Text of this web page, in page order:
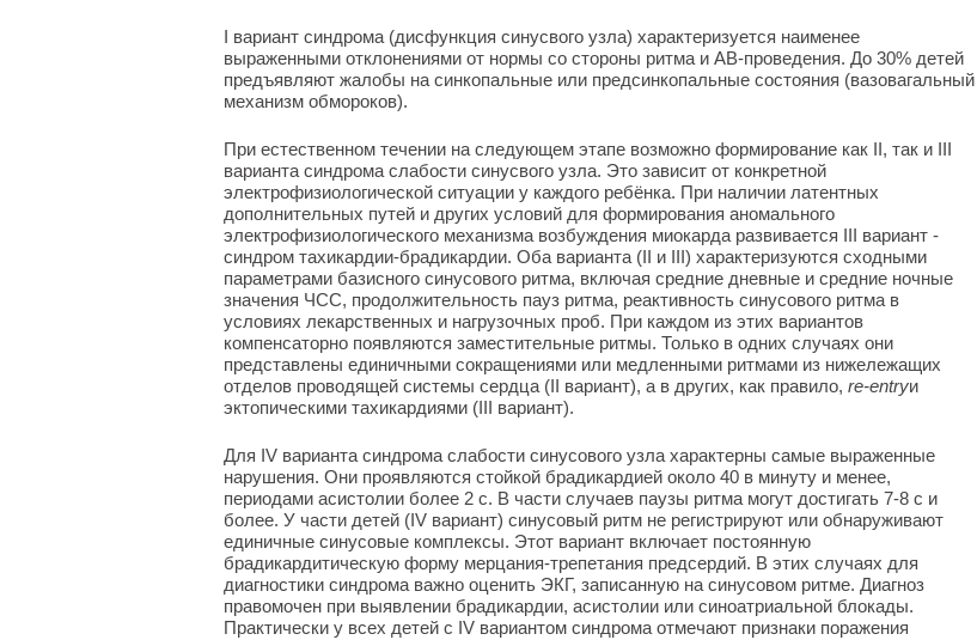
I вариант синдрома (дисфункция синусвого узла) характеризуется наименее
выраженными отклонениями от нормы со стороны ритма и АВ-проведения. До 30% детей
предъявляют жалобы на синкопальные или предсинкопальные состояния (вазовагальный
механизм обмороков).
При естественном течении на следующем этапе возможно формирование как II, так и III
варианта синдрома слабости синусвого узла. Это зависит от конкретной
электрофизиологической ситуации у каждого ребёнка. При наличии латентных
дополнительных путей и других условий для формирования аномального
электрофизиологического механизма возбуждения миокарда развивается III вариант -
синдром тахикардии-брадикардии. Оба варианта (II и III) характеризуются сходными
параметрами базисного синусового ритма, включая средние дневные и средние ночные
значения ЧСС, продолжительность пауз ритма, реактивность синусового ритма в
условиях лекарственных и нагрузочных проб. При каждом из этих вариантов
компенсаторно появляются заместительные ритмы. Только в одних случаях они
представлены единичными сокращениями или медленными ритмами из нижележащих
отделов проводящей системы сердца (II вариант), а в других, как правило, re-entryи
эктопическими тахикардиями (III вариант).
Для IV варианта синдрома слабости синусового узла характерны самые выраженные
нарушения. Они проявляются стойкой брадикардией около 40 в минуту и менее,
периодами асистолии более 2 с. В части случаев паузы ритма могут достигать 7-8 с и
более. У части детей (IV вариант) синусовый ритм не регистрируют или обнаруживают
единичные синусовые комплексы. Этот вариант включает постоянную
брадикардитическую форму мерцания-трепетания предсердий. В этих случаях для
диагностики синдрома важно оценить ЭКГ, записанную на синусовом ритме. Диагноз
правомочен при выявлении брадикардии, асистолии или синоатриальной блокады.
Практически у всех детей с IV вариантом синдрома отмечают признаки поражения